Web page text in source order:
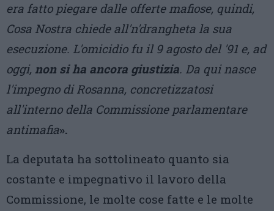
era fatto piegare dalle offerte mafiose, quindi,
Cosa Nostra chiede all'n'drangheta la sua
esecuzione. L'omicidio fu il 9 agosto del '91 e, ad
oggi, non si ha ancora giustizia. Da qui nasce
l'impegno di Rosanna, concretizzatosi
all'interno della Commissione parlamentare
antimafia».
La deputata ha sottolineato quanto sia
costante e impegnativo il lavoro della
Commissione, le molte cose fatte e le molte